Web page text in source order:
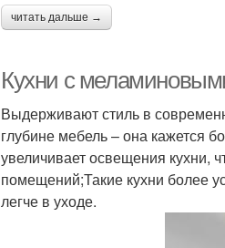
читать дальше →
Кухни с
Выдерживают стиль в
глубине мебель – она кажется
увеличивает освещения кухни,
помещений;Такие кухни более
легче в уходе.